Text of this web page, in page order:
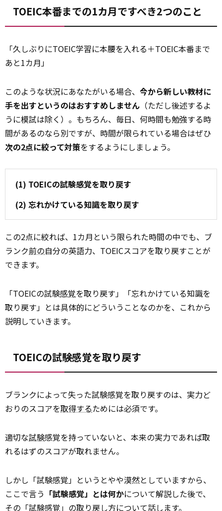
TOEIC本番までの1カ月ですべき2つのこと
「久しぶりにTOEIC学習に本腰を入れる＋TOEIC本番まで
あと1カ月」
このような状況にあなたがいる場合、 今から新しい教材に
手を出すというのはおすすめしません （ただし後述するよ
うに模試は除く）。もちろん、毎日、何時間も勉強する時
間があるのなら別ですが、時間が限られている場合はぜひ
次の2点に絞って対策をするようにしましょう。
(1) TOEICの試験感覚を取り戻す
(2) 忘れかけている知識を取り戻す
この2点に絞れば、1カ月という限られた時間の中でも、ブ
ランク前の自分の英語力、TOEICスコアを取り戻すことが
できます。
「TOEICの試験感覚を取り戻す」「忘れかけている知識を
取り戻す」とは具体的にどういうことなのかを、これから
説明していきます。
TOEICの試験感覚を取り戻す
ブランクによって失った試験感覚を取り戻すのは、実力ど
おりのスコアを取得するためには必須です。
適切な試験感覚を持っていないと、本来の実力であれば取
れるはずのスコアが取れません。
しかし「試験感覚」というとやや漠然としていますから、
ここで言う 「試験感覚」とは何かについて解説した後で、
その「試験感覚」の取り戻し方について話します。